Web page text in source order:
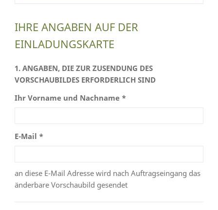
IHRE ANGABEN AUF DER
EINLADUNGSKARTE
1. ANGABEN, DIE ZUR ZUSENDUNG DES
VORSCHAUBILDES ERFORDERLICH SIND
Ihr Vorname und Nachname *
E-Mail *
an diese E-Mail Adresse wird nach Auftragseingang das
änderbare Vorschaubild gesendet